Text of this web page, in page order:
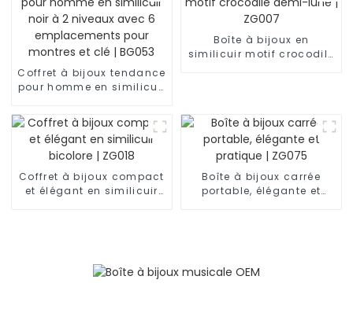
Coffret à bijoux tendance
pour homme en similicuir
emplacements pour
montres et clé | BG053
Boîte à bijoux en
similicuir motif crocodile
Coffret à bijoux compact
et élégant en similicuir
Boîte à bijoux carrée
portable, élégante et